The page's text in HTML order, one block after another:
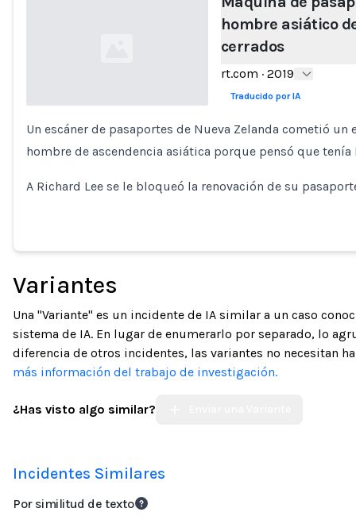
hombre asiático
cerrados
rt.com · 2019
Traducido por IA
Un escáner de pasaportes de Nueva Zelanda cometió
hombre de ascendencia asiática porque pensó que tenía
A Richard Lee se le bloqueó la renovación de su
Variantes
Una "Variante" es un incidente de IA similar a un caso
sistema de IA. En lugar de enumerarlo por separado, lo
diferencia de otros incidentes, las variantes no necesitan
más información del trabajo de investigación.
¿Has visto algo similar?
Incidentes Similares
Por similitud de texto